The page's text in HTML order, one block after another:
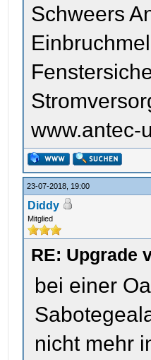
Schweers
www.antec-
23-07-2018, 19:00
Diddy
Mitglied
RE: Upgrade
bei einer
nicht mehr